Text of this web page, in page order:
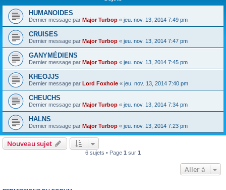
r
HUMANOIDES
Dernier message par Major Turbop « jeu. nov. 13, 2014 7:49 pm
CRUISES
Dernier message par Major Turbop « jeu. nov. 13, 2014 7:47 pm
GANYMÉDIENS
Dernier message par Major Turbop « jeu. nov. 13, 2014 7:45 pm
KHEOJJS
Dernier message par Lord Foxhole « jeu. nov. 13, 2014 7:40 pm
CHEUCHS
Dernier message par Major Turbop « jeu. nov. 13, 2014 7:34 pm
HALNS
Dernier message par Major Turbop « jeu. nov. 13, 2014 7:23 pm
Nouveau sujet
6 sujets • Page 1 sur 1
Aller à